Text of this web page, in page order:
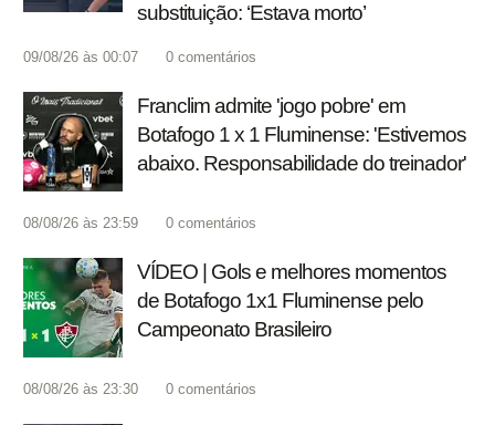
substituição: ‘Estava morto’
09/08/26 às 00:07 0 comentários
Franclim admite 'jogo pobre' em
Botafogo 1 x 1 Fluminense: 'Estivemos
abaixo. Responsabilidade do treinador'
08/08/26 às 23:59 0 comentários
VÍDEO | Gols e melhores momentos
de Botafogo 1x1 Fluminense pelo
Campeonato Brasileiro
08/08/26 às 23:30 0 comentários